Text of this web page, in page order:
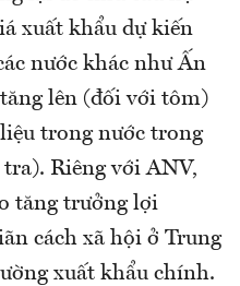
xuất khẩu dự kiến
nước khác như Ấn
lên (đối với tôm)
trong nước trong
Riêng với ANV,
tăng trưởng lợi
cách xã hội ở Trung
xuất khẩu chính.